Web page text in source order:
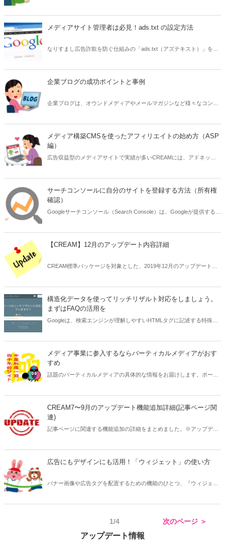
ディア構築CMSで設定する方法を優しく紹介します。
メディアサイト管理者は必見！ads.txt の設定方法
なりすまし広告詐欺を防ぐ仕組みの「ads.txt（アズテキスト）」を設
イト管理者であれば必ずご確認ください。
企業ブログの成功ポイントと事例
企業ブログは、オウンドメディアやメールマガジンなど様々なコンテ
メディア構築CMSを使ったアフィリエイトの始め方（ASP
編）
広告収益型のメディアサイトで実績が多いCREAMには、アドネット
サーチコンソールに自分のサイトを登録する方法（所有権
確認）
Googleサーチコンソール（Search Console）は、Googleが提供する
していないか、などの状態を確認でき、SEOに関する項目をチェック
することができます。
【CREAM】12月のアップデート内容詳細
CREAM標準パッケージを対象とした、2019年12月のアップデート内
構造化データを使ってリッチリザルト対応をしましょう。
まずはFAQの活用を
Googleは、検索エンジンが理解しやすいHTMLタグに記述する特殊な
やすくなります。メディア構築CMSのCREAMなら初めから機能が用
意されています。
メディア事業に参入するならバーティカルメディアがおす
すめ
話題のバーティカルメディアの具体的な情報をお届けします。ポータ
ます。分野特化したオウンドメディア＝バーティカルメディアにおい
て独自性を発揮していくことができる上に、読み手の興味関心も
Googleの評価もより高く得られやすいでしょう。
CREAM7〜9月のアップデート機能追加詳細(記事ページ関
連)
記事ページに関連する機能追加の詳細をまとめました。※アップデー
広告にもデザインにも活用！「ウィジェット」の使い方
バナー画像や広告タグを配置するための機能のひとつ、『ウィジェッ
1/4 次のページ ＞
アップデート情報